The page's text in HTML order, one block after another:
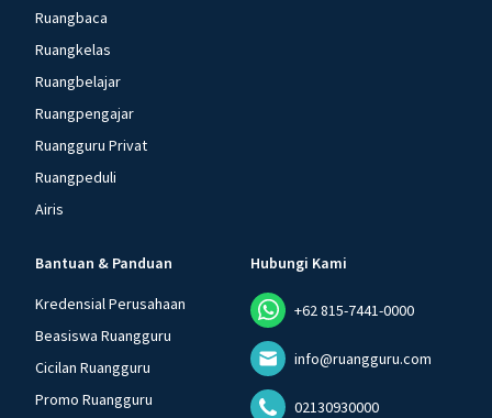
Ruangbaca
Ruangkelas
Ruangbelajar
Ruangpengajar
Ruangguru Privat
Ruangpeduli
Airis
Bantuan & Panduan
Kredensial Perusahaan
Beasiswa Ruangguru
Cicilan Ruangguru
Promo Ruangguru
Hubungi Kami
+62 815-7441-0000
info@ruangguru.com
02130930000